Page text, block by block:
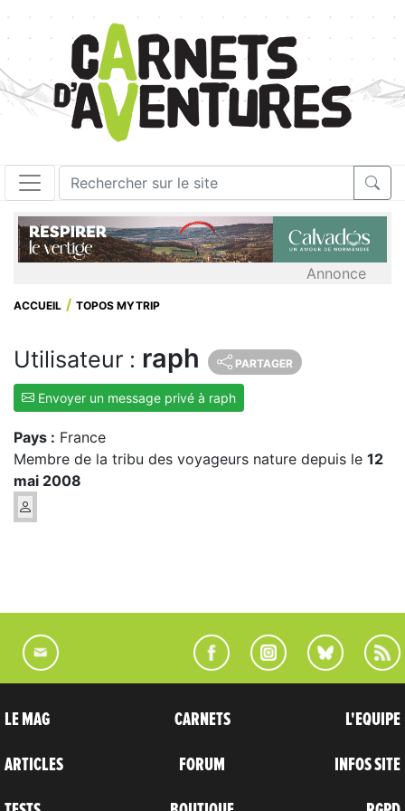
Annonce
ACCUEIL TOPOS MYTRIP
Utilisateur : raph PARTAGER
Envoyer un message privé à raph
Pays : France
Membre de la tribu des voyageurs nature depuis le 12
mai 2008
LE MAG
ARTICLES
CARNETS
FORUM
L'EQUIPE
INFOS SITE